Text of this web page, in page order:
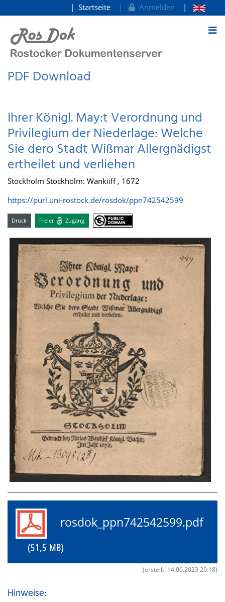
zum Inhalt
Startseite Anmelden
PDF Download
Ihrer Königl. May:t Verordnung und
Privilegium der Niederlage: Welche
Sie dero Stadt Wißmar Allergnädigst
ertheilet und verliehen
Stockholm Stockholm: Wankiiff , 1672
https://purl.uni-rostock.de/rosdok/ppn742542599
Druck Freier Zugang
rosdok_ppn742542599.pdf
(51,5 MB)
(erstellt: 14.06.2023 20:18)
Hinweise: